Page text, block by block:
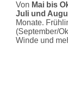
Von Mai bis
Juli und
Monate.
(September/
Winde und